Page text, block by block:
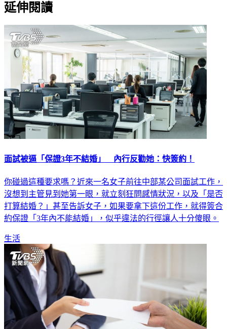
延伸閱讀
面試被逼「保證3年不結婚」 內行反勸她：快簽約！
你碰過這種要求嗎？近來一名女子前往中部某公司面試工作，
沒想到主管見到她第一眼，就立刻狂問感情狀況，以及「是否
打算結婚？」甚至告訴女子，如果要拿下這份工作，就得簽合
約保證「3年內不能結婚」，似乎違法的行徑讓人十分傻眼。
生活